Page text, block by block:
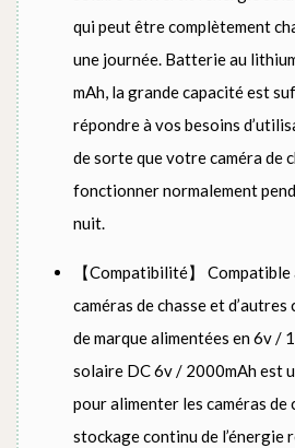
qui peut être complètement
une journée. Batterie au
mAh, la grande capacité est
répondre à vos besoins
de sorte que votre caméra de
fonctionner normalement
nuit.
【Compatibilité】 Compatible
caméras de chasse et d’autres
de marque alimentées en 6v /
solaire DC 6v / 2000mAh est
pour alimenter les caméras de
stockage continu de l’énergie